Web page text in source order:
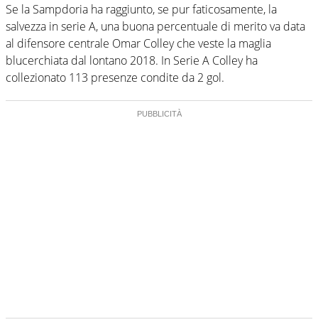
Se la Sampdoria ha raggiunto, se pur faticosamente, la
salvezza in serie A, una buona percentuale di merito va data
al difensore centrale Omar Colley che veste la maglia
blucerchiata dal lontano 2018. In Serie A Colley ha
collezionato 113 presenze condite da 2 gol.